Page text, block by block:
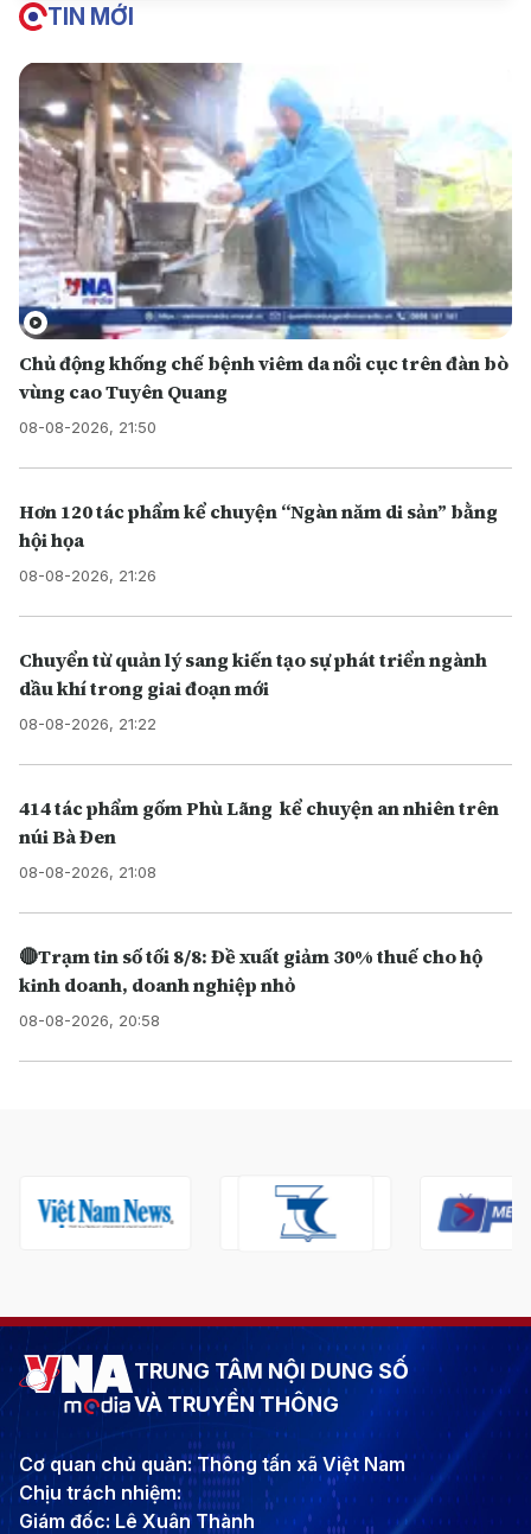
TIN MỚI
Chủ động khống chế bệnh viêm da nổi cục trên đàn bò
vùng cao Tuyên Quang
08-08-2026, 21:50
Hơn 120 tác phẩm kể chuyện “Ngàn năm di sản” bằng
hội họa
08-08-2026, 21:26
Chuyển từ quản lý sang kiến tạo sự phát triển ngành
dầu khí trong giai đoạn mới
08-08-2026, 21:22
414 tác phẩm gốm Phù Lãng kể chuyện an nhiên trên
núi Bà Đen
08-08-2026, 21:08
🔴Trạm tin số tối 8/8: Đề xuất giảm 30% thuế cho hộ
kinh doanh, doanh nghiệp nhỏ
08-08-2026, 20:58
TRUNG TÂM NỘI DUNG SỐ
VÀ TRUYỀN THÔNG
Cơ quan chủ quản: Thông tấn xã Việt Nam
Chịu trách nhiệm:
Giám đốc: Lê Xuân Thành